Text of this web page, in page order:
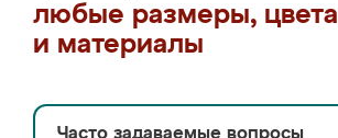
любые размеры, цвета
и материалы